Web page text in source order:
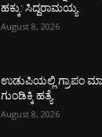
ಹಕ್ಕು: ಸಿದ್ದರಾಮಯ್ಯ
August 8, 2026
ಉಡುಪಿಯಲ್ಲಿ ಗ್ರಾಪಂ
ಗುಂಡಿಕ್ಕಿ ಹತ್ಯೆ
August 8, 2026